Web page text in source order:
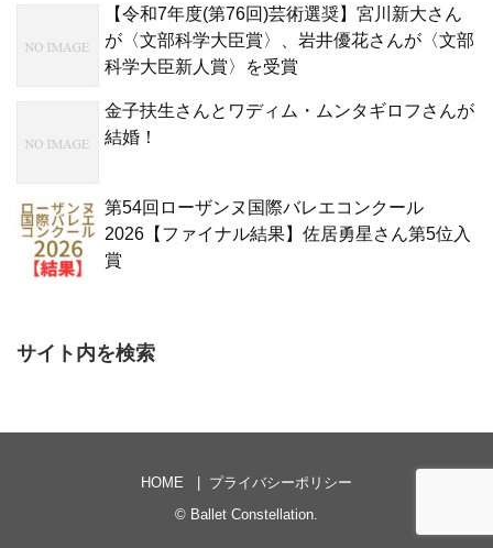
【令和7年度(第76回)芸術選奨】宮川新大さん
が〈文部科学大臣賞〉、岩井優花さんが〈文部
科学大臣新人賞〉を受賞
金子扶生さんとワディム・ムンタギロフさんが
結婚！
第54回ローザンヌ国際バレエコンクール
2026【ファイナル結果】佐居勇星さん第5位入
賞
サイト内を検索
HOME
プライバシーポリシー
© Ballet Constellation.